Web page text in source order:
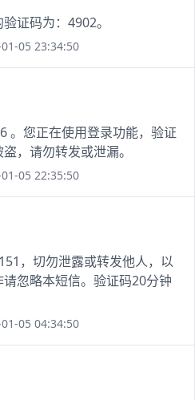
证码为：4902。
05 23:34:50
。您正在使用登录功能，验证
，请勿转发或泄漏。
05 22:35:50
，切勿泄露或转发他人，以
忽略本短信。验证码20分钟
05 04:34:50